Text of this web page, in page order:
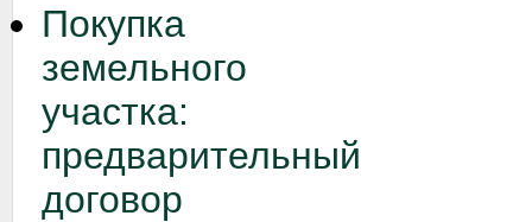
Покупка
земельного
участка:
предварительный
договор